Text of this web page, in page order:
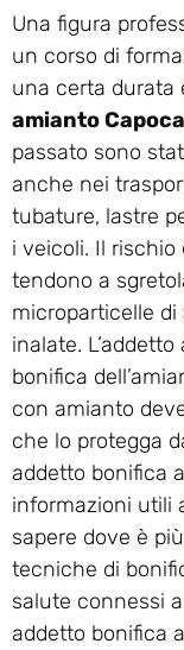
Una figura
un corso di
una certa durata
amianto
passato sono
anche nei
tubature, lastre
i veicoli. Il
tendono a
microparticelle
inalate.
bonifica
con amianto
che lo protegga
addetto bonifica
informazioni utili
sapere dove è
tecniche di
salute connessi
addetto bonifica